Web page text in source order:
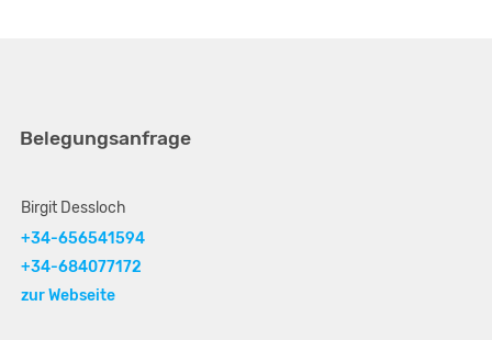
Belegungsanfrage
Birgit Dessloch
+34-656541594
+34-684077172
zur Webseite